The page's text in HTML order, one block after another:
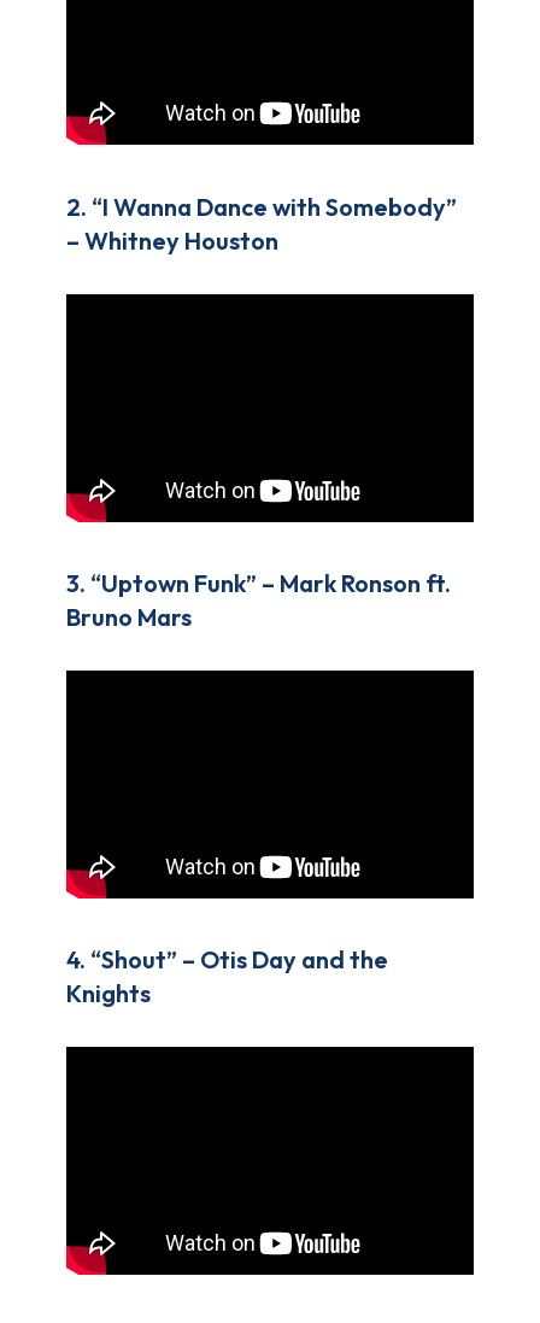
2. “I Wanna Dance with Somebody”
– Whitney Houston
3. “Uptown Funk” – Mark Ronson ft.
Bruno Mars
4. “Shout” – Otis Day and the
Knights